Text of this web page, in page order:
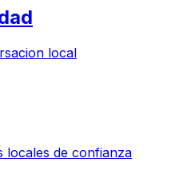
local
locales de confianza